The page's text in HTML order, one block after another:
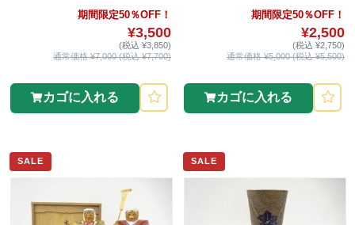
期間限定50％OFF！
¥3,500
(税込 ¥3,850)
通常価格 ¥7,000 (税込 ¥7,700)
カゴに入れる
期間限定50％OFF！
¥2,500
(税込 ¥2,750)
通常価格 ¥5,000 (税込 ¥5,500)
カゴに入れる
SALE SALE